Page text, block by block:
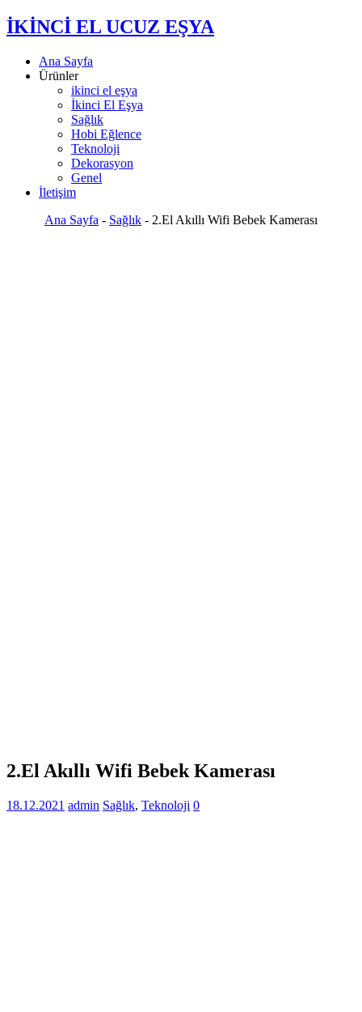
İKİNCİ EL UCUZ EŞYA
Ana Sayfa
Ürünler
ikinci el eşya
İkinci El Eşya
Sağlık
Hobi Eğlence
Teknoloji
Dekorasyon
Genel
İletişim
Ana Sayfa - Sağlık - 2.El Akıllı Wifi Bebek Kamerası
2.El Akıllı Wifi Bebek Kamerası
18.12.2021 admin Sağlık, Teknoloji 0